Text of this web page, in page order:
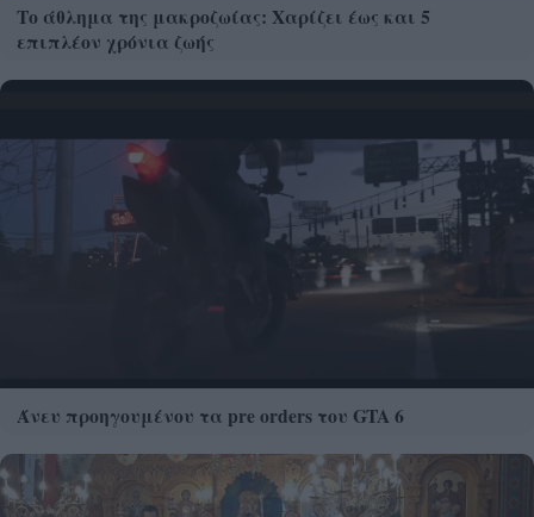
Το άθλημα της μακροζωίας: Χαρίζει έως και 5
επιπλέον χρόνια ζωής
Άνευ προηγουμένου τα pre orders του GTA 6